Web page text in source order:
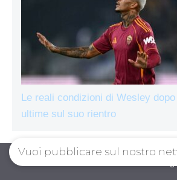
Le reali condizioni di Wesley
ultime sul suo rientro
AsRomaLive.com © 2026. All
Vuoi pubblicare sul nostro